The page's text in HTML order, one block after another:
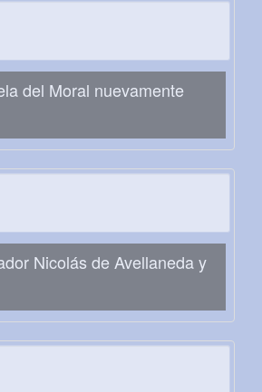
del Moral nuevamente
Nicolás de Avellaneda y